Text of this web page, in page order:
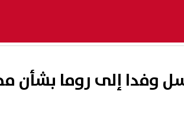
وفدا إلى روما بشأن